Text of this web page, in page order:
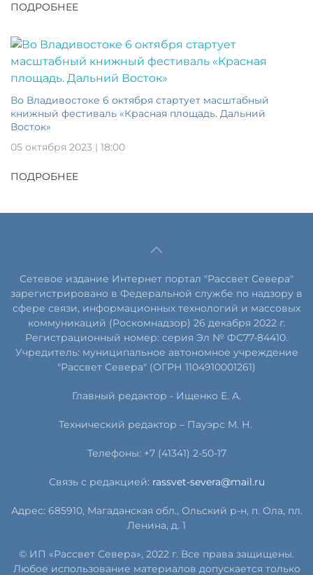
ПОДРОБНЕЕ
Во Владивостоке 6 октября стартует масштабный
книжный фестиваль «Красная площадь. Дальний
Восток»
05 октября 2023 | 18:00
ПОДРОБНЕЕ
Сетевое издание Интернет портал "Рассвет Севера"
зарегистрировано в Федеральной службе по надзору в
сфере связи, информационных технологий и массовых
коммуникаций (Роскомнадзор) 26 декабря 2022 г.
Регистрационный номер: серия Эл № ФС77-84410.
Учредитель: муниципальное автономное учреждение
"Рассвет Севера" (ОГРН 1104910001261)
Главный редактор - Ищенко Е. А.
Технический редактор – Пауэрс М. Н.
Телефоны: +7 (41341) 2-50-17
Связь с редакцией: rassvet-severa@mail.ru
Адрес: 685910, Магаданская обл., Ольский р-н, п. Ола, пл.
Ленина, д. 1
© ИП «Рассвет Севера», 2022 г. Все права защищены.
Любое использование материалов допускается только